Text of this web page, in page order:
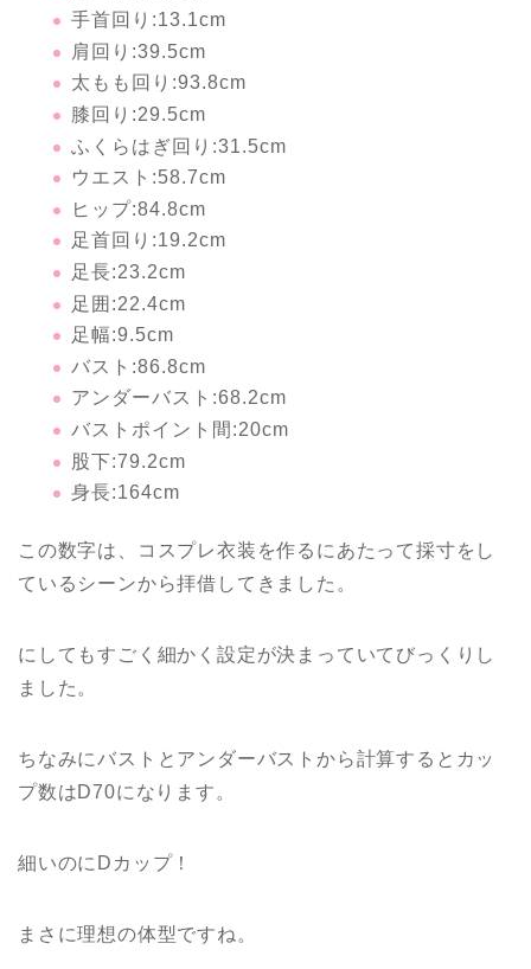
手首回り:13.1cm
肩回り:39.5cm
太もも回り:93.8cm
膝回り:29.5cm
ふくらはぎ回り:31.5cm
ウエスト:58.7cm
ヒップ:84.8cm
足首回り:19.2cm
足長:23.2cm
足囲:22.4cm
足幅:9.5cm
バスト:86.8cm
アンダーバスト:68.2cm
バストポイント間:20cm
股下:79.2cm
身長:164cm
この数字は、コスプレ衣装を作るにあたって採寸をし
ているシーンから拝借してきました。
にしてもすごく細かく設定が決まっていてびっくりし
ました。
ちなみにバストとアンダーバストから計算するとカッ
プ数はD70になります。
細いのにDカップ！
まさに理想の体型ですね。